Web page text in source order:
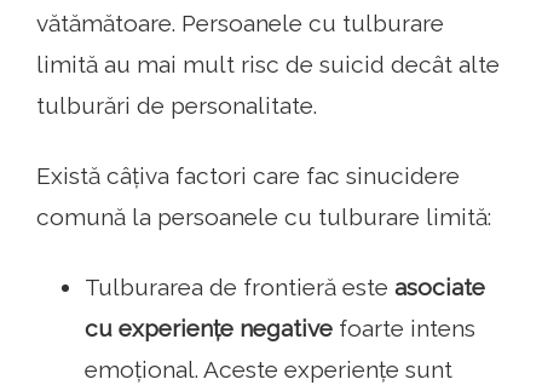
vătămătoare. Persoanele cu tulburare
limită au mai mult risc de suicid decât alte
tulburări de personalitate.
Există câțiva factori care fac sinucidere
comună la persoanele cu tulburare limită:
Tulburarea de frontieră este asociate
cu experiențe negative foarte intens
emoțional. Aceste experiențe sunt